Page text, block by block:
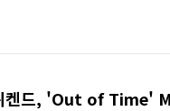
WEEKND 오승해 SPECIAL
..